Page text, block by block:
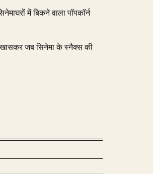
में बिकने वाला पॉपकॉर्न
जब सिनेमा के स्नैक्स की